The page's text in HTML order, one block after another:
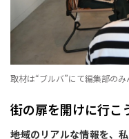
取材は“ブルバ”にて編集部のみ
街の扉を開けに行こ
――地域のリアルな情報を